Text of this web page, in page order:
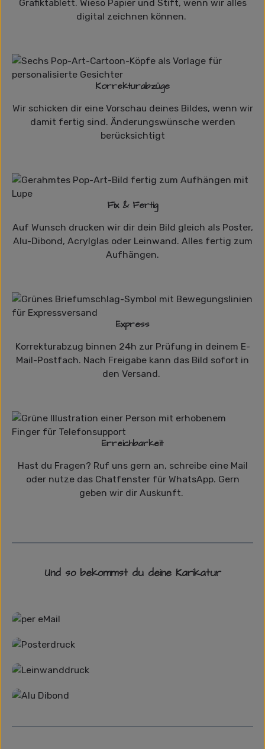
Grafiktablett. Wieso Papier und Stift, wenn wir alles
digital zeichnen können.
Korrekturabzüge
Wir schicken dir eine Vorschau deines Bildes, wenn wir
damit fertig sind. Änderungswünsche werden
berücksichtigt
Fix & Fertig
Auf Wunsch drucken wir dir dein Bild gleich als Poster,
Alu-Dibond, Acrylglas oder Leinwand. Alles fertig zum
Aufhängen.
Express
Korrekturabzug binnen 24h zur Prüfung in deinem E-
Mail-Postfach. Nach Freigabe kann das Bild sofort in
den Versand.
Erreichbarkeit
Hast du Fragen? Ruf uns gern an, schreibe eine Mail
oder nutze das Chatfenster für WhatsApp. Gern
geben wir dir Auskunft.
Und so bekommst du deine Karikatur